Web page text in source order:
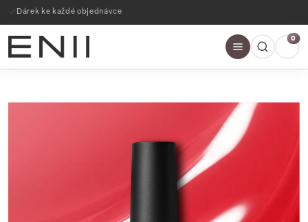
Dárek ke každé objednávce
0